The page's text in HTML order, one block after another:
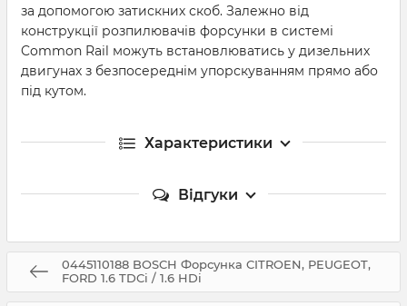
за допомогою затискних скоб. Залежно від
конструкції розпилювачів форсунки в системі
Common Rail можуть встановлюватись у дизельних
двигунах з безпосереднім упорскуванням прямо або
під кутом.
Характеристики
Відгуки
0445110188 BOSCH Форсунка CITROEN, PEUGEOT,
FORD 1.6 TDCi / 1.6 HDi